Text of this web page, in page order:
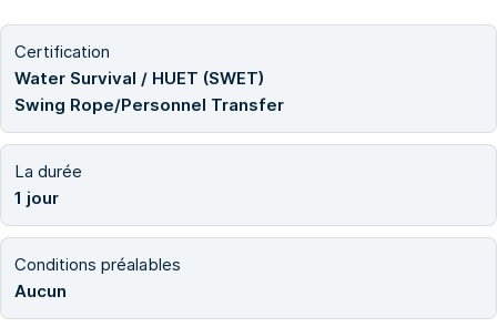
Certification
Water Survival / HUET (SWET)
Swing Rope/Personnel Transfer
La durée
1 jour
Conditions préalables
Aucun